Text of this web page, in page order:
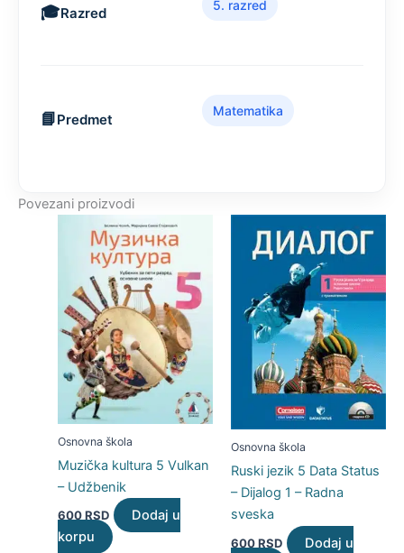
Razred
5. razred
Predmet
Matematika
Povezani proizvodi
Osnovna škola
Muzička kultura 5 Vulkan
– Udžbenik
600RSD
Dodaj u
korpu
Osnovna škola
Ruski jezik 5 Data Status
– Dijalog 1 – Radna
sveska
600RSD
Dodaj u